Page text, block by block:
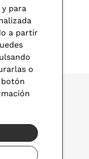
© 2026 Visionlab
para
a partir
o